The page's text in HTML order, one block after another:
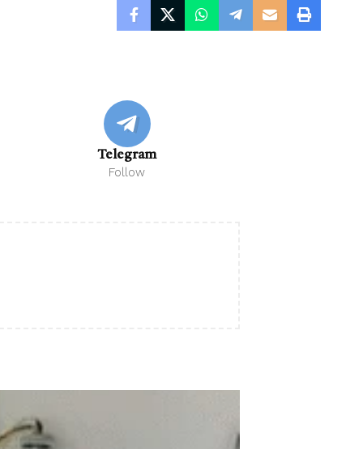
Telegram
Follow